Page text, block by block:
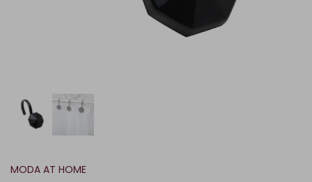
MODA AT HOME